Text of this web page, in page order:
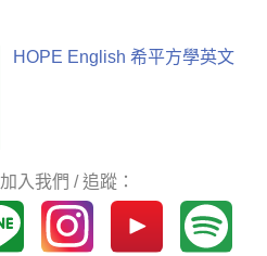
HOPE English 希平方學英文
加入我們 / 追蹤：